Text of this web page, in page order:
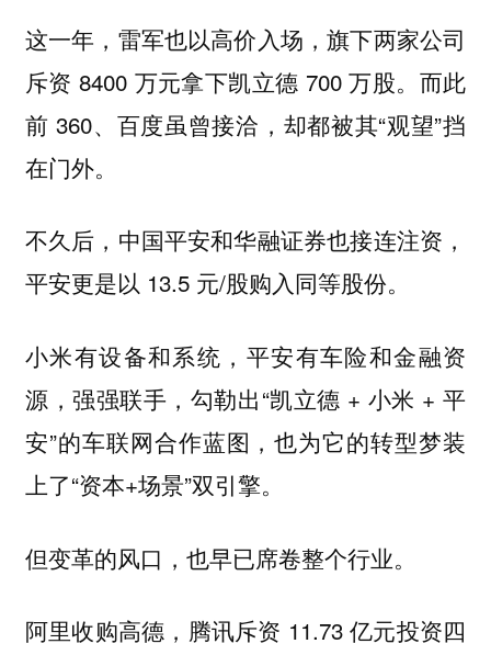
这一年，雷军也以高价入场，旗下两家公司
斥资 8400 万元拿下凯立德 700 万股。而此
前 360、百度虽曾接洽，却都被其“观望”挡
在门外。
不久后，中国平安和华融证券也接连注资，
平安更是以 13.5 元/股购入同等股份。
小米有设备和系统，平安有车险和金融资
源，强强联手，勾勒出“凯立德 + 小米 + 平
安”的车联网合作蓝图，也为它的转型梦装
上了“资本+场景”双引擎。
但变革的风口，也早已席卷整个行业。
阿里收购高德，腾讯斥资 11.73 亿元投资四